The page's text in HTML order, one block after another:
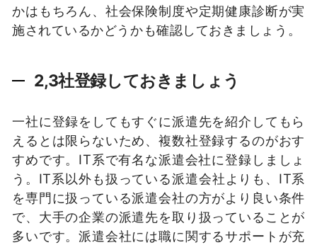
かはもちろん、社会保険制度や定期健康診断が実
施されているかどうかも確認しておきましょう。
2,3社登録しておきましょう
一社に登録をしてもすぐに派遣先を紹介してもら
えるとは限らないため、複数社登録するのがおす
すめです。IT系で有名な派遣会社に登録しましょ
う。IT系以外も扱っている派遣会社よりも、IT系
を専門に扱っている派遣会社の方がより良い条件
で、大手の企業の派遣先を取り扱っていることが
多いです。派遣会社には職に関するサポートが充